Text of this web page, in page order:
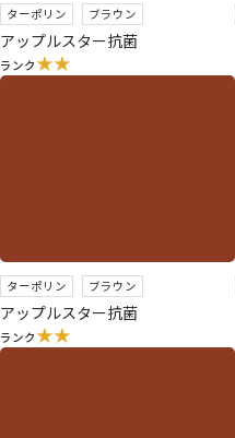
ターポリン ブラウン
アップルスター抗菌
ランク ★★
ターポリン ブラウン
アップルスター抗菌
ランク ★★